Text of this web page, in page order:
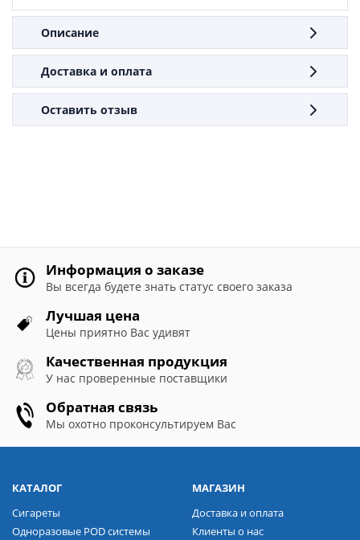
Описание
Доставка и оплата
Оставить отзыв
Информация о заказе
Вы всегда будете знать статус своего заказа
Лучшая цена
Цены приятно Вас удивят
Качественная продукция
У нас проверенные поставщики
Обратная связь
Мы охотно проконсультируем Вас
КАТАЛОГ
Сигареты
Одноразовые POD системы
МАГАЗИН
Доставка и оплата
Клиенты о нас